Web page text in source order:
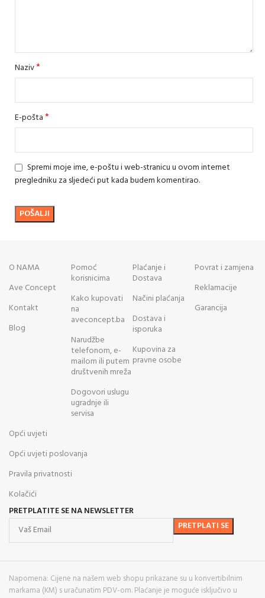
Naziv*
E-pošta*
Spremi moje ime, e-poštu i web-stranicu u ovom internet
pregledniku za sljedeći put kada budem komentirao.
O NAMA
Ave Concept
Kontakt
Blog
Pomoć
korisnicima
Kako kupovati
na
aveconcept.ba
Narudžbe
telefonom, e-
mailom ili putem
društvenih mreža
Dogovori uslugu
ugradnje ili
servisa
Plaćanje i
Dostava
Načini plaćanja
Dostava i
isporuka
Kupovina za
pravne osobe
Povrat i zamjena
Reklamacije
Garancija
Opći uvjeti
Opći uvjeti poslovanja
Pravila privatnosti
Kolačići
PRETPLATITE SE NA NEWSLETTER
Napomena: Cijene na našem web shopu prikazane su u konvertibilnim
markama (KM) s uračunatim PDV-om. Plaćanje je moguće isključivo u